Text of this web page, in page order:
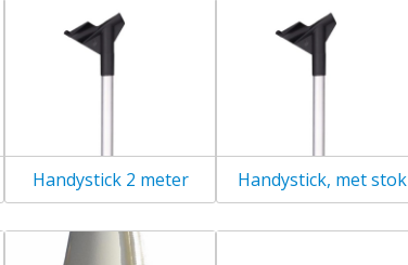
Handystick 2 meter Handystick, met stok